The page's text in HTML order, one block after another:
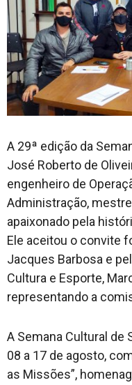
A 29ª edição da
José Roberto de
engenheiro de
Administração,
apaixonado pela
Ele aceitou o convite
Jacques Barbosa e
Cultura e Esporte,
representando a
A Semana Cultural de
08 a 17 de agosto,
as Missões”,